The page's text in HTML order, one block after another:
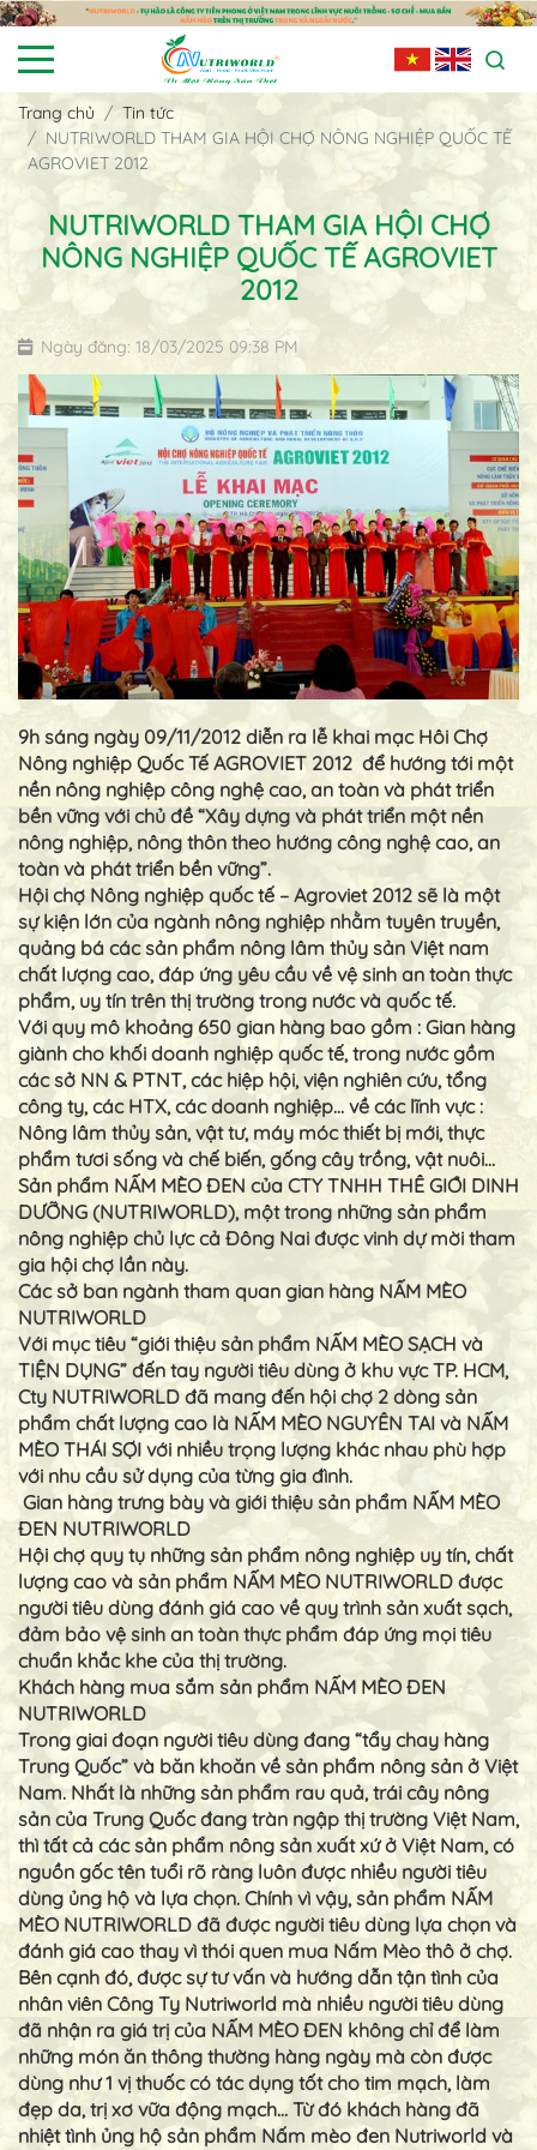
Trang chủ
Tin tức
NUTRIWORLD THAM GIA HỘI CHỢ NÔNG NGHIỆP QUỐC TẾ
AGROVIET 2012
NUTRIWORLD THAM GIA HỘI CHỢ
NÔNG NGHIỆP QUỐC TẾ AGROVIET
2012
Ngày đăng: 18/03/2025 09:38 PM
9h sáng ngày 09/11/2012 diễn ra lễ khai mạc Hôi Chợ
Nông nghiệp Quốc Tế AGROVIET 2012 để hướng tới một
nền nông nghiệp công nghệ cao, an toàn và phát triển
bền vững với chủ đề “Xây dựng và phát triển một nền
nông nghiệp, nông thôn theo hướng công nghệ cao, an
toàn và phát triển bền vững”.
Hội chợ Nông nghiệp quốc tế – Agroviet 2012 sẽ là một
sự kiện lớn của ngành nông nghiệp nhằm tuyên truyền,
quảng bá các sản phẩm nông lâm thủy sản Việt nam
chất lượng cao, đáp ứng yêu cầu về vệ sinh an toàn thực
phẩm, uy tín trên thị trường trong nước và quốc tế.
Với quy mô khoảng 650 gian hàng bao gồm : Gian hàng
giành cho khối doanh nghiệp quốc tế, trong nước gồm
các sở NN & PTNT, các hiệp hội, viện nghiên cứu, tổng
công ty, các HTX, các doanh nghiệp… về các lĩnh vực :
Nông lâm thủy sản, vật tư, máy móc thiết bị mới, thực
phẩm tươi sống và chế biến, gống cây trồng, vật nuôi…
Sản phẩm NẤM MÈO ĐEN của CTY TNHH THÊ GIỚI DINH
DƯỠNG (NUTRIWORLD), một trong những sản phẩm
nông nghiệp chủ lực cả Đông Nai được vinh dự mời tham
gia hội chợ lần này.
Các sở ban ngành tham quan gian hàng NẤM MÈO
NUTRIWORLD
Với mục tiêu “giới thiệu sản phẩm NẤM MÈO SẠCH và
TIỆN DỤNG” đến tay người tiêu dùng ở khu vực TP. HCM,
Cty NUTRIWORLD đã mang đến hội chợ 2 dòng sản
phẩm chất lượng cao là NẤM MÈO NGUYÊN TAI và NẤM
MÈO THÁI SỢI với nhiều trọng lượng khác nhau phù hợp
với nhu cầu sử dụng của từng gia đình.
Gian hàng trưng bày và giới thiệu sản phẩm NẤM MÈO
ĐEN NUTRIWORLD
Hội chợ quy tụ những sản phẩm nông nghiệp uy tín, chất
lượng cao và sản phẩm NẤM MÈO NUTRIWORLD được
người tiêu dùng đánh giá cao về quy trình sản xuất sạch,
đảm bảo vệ sinh an toàn thực phẩm đáp ứng mọi tiêu
chuẩn khắc khe của thị trường.
Khách hàng mua sắm sản phẩm NẤM MÈO ĐEN
NUTRIWORLD
Trong giai đoạn người tiêu dùng đang “tẩy chay hàng
Trung Quốc” và băn khoăn về sản phẩm nông sản ở Việt
Nam. Nhất là những sản phẩm rau quả, trái cây nông
sản của Trung Quốc đang tràn ngập thị trường Việt Nam,
thì tất cả các sản phẩm nông sản xuất xứ ở Việt Nam, có
nguồn gốc tên tuổi rõ ràng luôn được nhiều người tiêu
dùng ủng hộ và lựa chọn. Chính vì vậy, sản phẩm NẤM
MÈO NUTRIWORLD đã được người tiêu dùng lựa chọn và
đánh giá cao thay vì thói quen mua Nấm Mèo thô ở chợ.
Bên cạnh đó, được sự tư vấn và hướng dẫn tận tình của
nhân viên Công Ty Nutriworld mà nhiều người tiêu dùng
đã nhận ra giá trị của NẤM MÈO ĐEN không chỉ để làm
những món ăn thông thường hàng ngày mà còn được
dùng như 1 vị thuốc có tác dụng tốt cho tim mạch, làm
đẹp da, trị xơ vữa động mạch… Từ đó khách hàng đã
nhiệt tình ủng hộ sản phẩm Nấm mèo đen Nutriworld và